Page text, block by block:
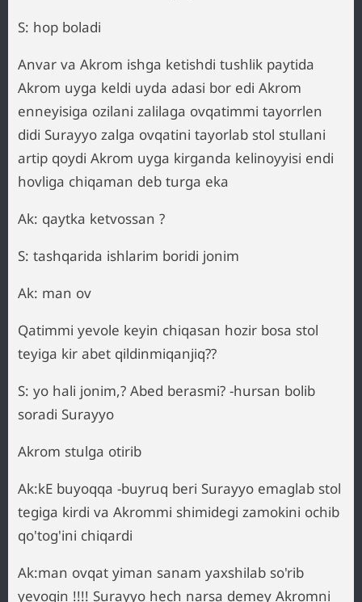
S: hop boladi
Anvar va Akrom ishga ketishdi tushlik paytida
Akrom uyga keldi uyda adasi bor edi Akrom
enneyisiga ozilani zalilaga ovqatimmi tayorrlen
didi Surayyo zalga ovqatini tayorlab stol stullani
artip qoydi Akrom uyga kirganda kelinoyyisi endi
hovliga chiqaman deb turga eka
Ak: qaytka ketvossan ?
S: tashqarida ishlarim boridi jonim
Ak: man ov
Qatimmi yevole keyin chiqasan hozir bosa stol
teyiga kir abet qildinmiqanjiq??
S: yo hali jonim,? Abed berasmi? -hursan bolib
soradi Surayyo
Akrom stulga otirib
Ak:kE buyoqqa -buyruq beri Surayyo emaglab stol
tegiga kirdi va Akrommi shimidegi zamokini ochib
qo'tog'ini chiqardi
Ak:man ovqat yiman sanam yaxshilab so'rib
yevogin !!!! Surayyo hech narsa demey Akromni